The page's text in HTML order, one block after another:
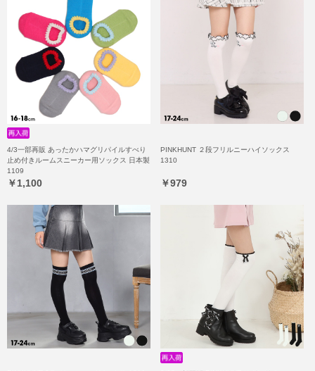
4/3一部再販 あったかハマグリパイルすべり
止め付きルームスニーカー用ソックス 日本製
1109
￥1,100
PINKHUNT ２段フリルニーハイソックス
1310
￥979